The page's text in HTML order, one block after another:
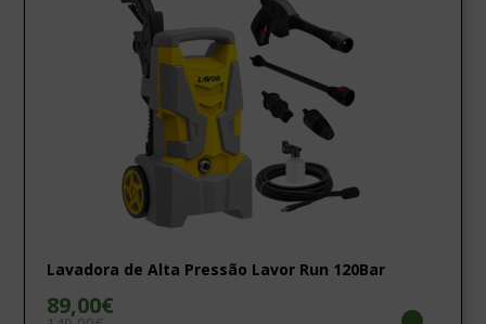
Lavadora de Alta Pressão Lavor Run 120Bar
89,00€